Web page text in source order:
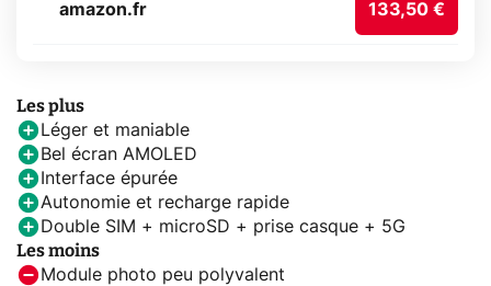
amazon.fr 133,50 €
Les plus
Léger et maniable
Bel écran AMOLED
Interface épurée
Autonomie et recharge rapide
Double SIM + microSD + prise casque + 5G
Les moins
Module photo peu polyvalent